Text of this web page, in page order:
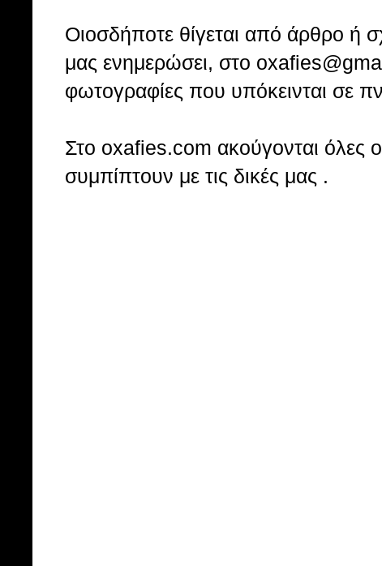
Οιοσδήποτε θίγεται από άρθρο ή
μας ενημερώσει, στο
φωτογραφίες που υπόκεινται σε
Στo oxafies.com ακούγονται όλες
συμπίπτουν με τις δικές μας .